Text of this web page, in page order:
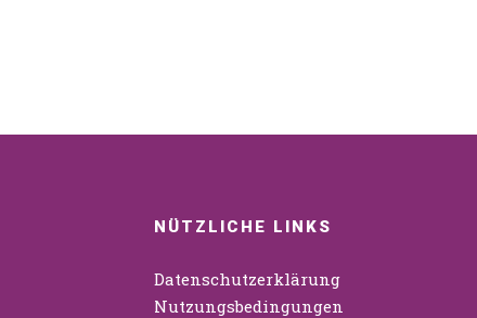
NÜTZLICHE LINKS
Datenschutzerklärung
Nutzungsbedingungen